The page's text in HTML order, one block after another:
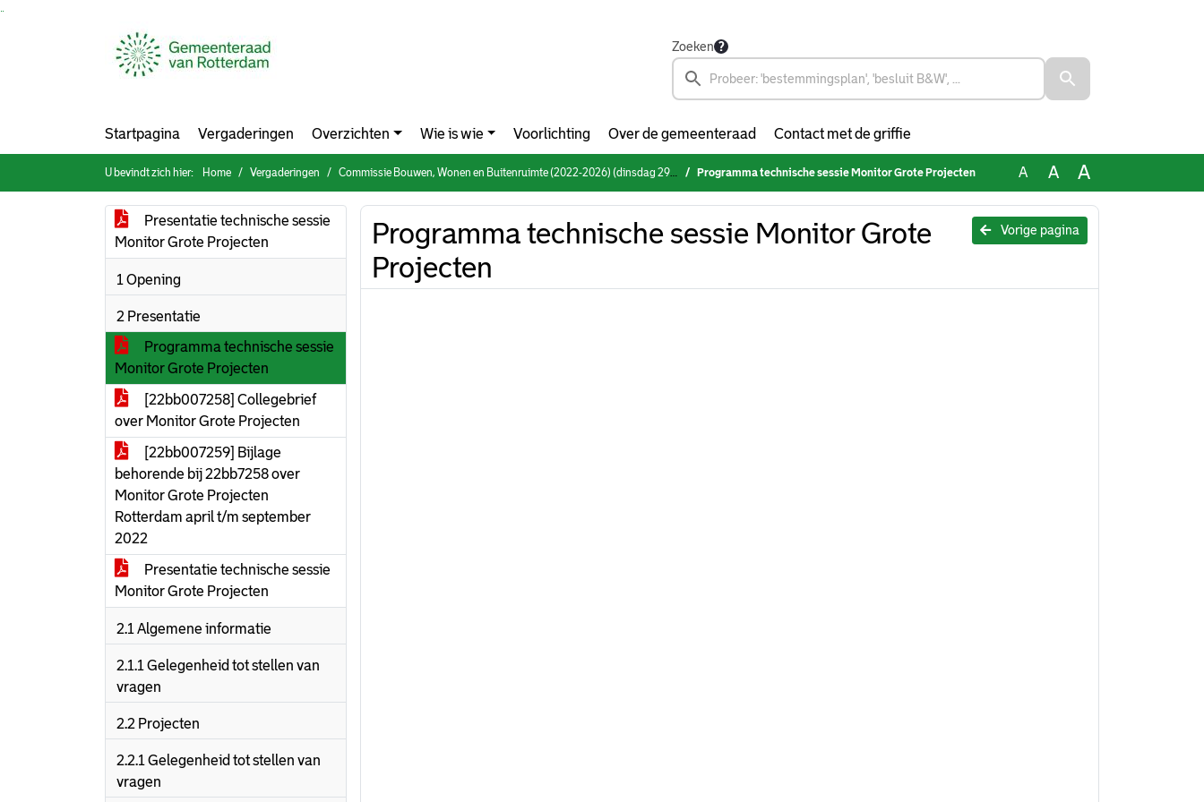
Zoeken
Startpagina Vergaderingen Overzichten Wie is wie Voorlichting Over de gemeenteraad Contact met de griffie
U bevindt zich hier: Home Vergaderingen Commissie Bouwen, Wonen en Buitenruimte (2022-2026) (dinsdag 29 november 2022) Programma technische sessie Monitor Grote Projecten A A A
Presentatie technische sessie
Monitor Grote Projecten
1 Opening
2 Presentatie
Programma technische sessie
Monitor Grote Projecten
[22bb007258] Collegebrief
over Monitor Grote Projecten
[22bb007259] Bijlage
behorende bij 22bb7258 over
Monitor Grote Projecten
Rotterdam april t/m september
2022
Presentatie technische sessie
Monitor Grote Projecten
2.1 Algemene informatie
2.1.1 Gelegenheid tot stellen van
vragen
2.2 Projecten
2.2.1 Gelegenheid tot stellen van
vragen
Vorige pagina
Programma technische sessie Monitor Grote
Projecten